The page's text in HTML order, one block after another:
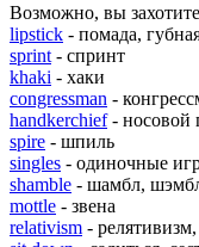
Возможно, вы
lipstick - помада,
sprint - спринт
khaki - хаки
congressman -
handkerchief- носовой
spire - шпиль
singles - одиночные
shamble - шамбл,
mottle - звена
relativism -